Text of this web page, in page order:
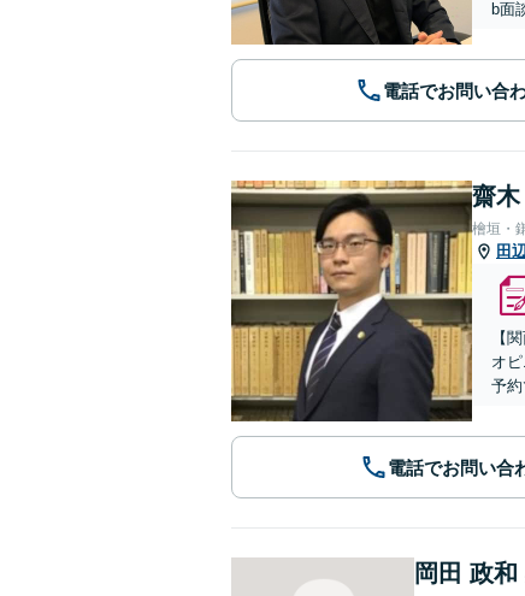
b面
電話でお問い合
齋木
檜垣・
田
【
オ
予約
電話でお問い合
岡田 政和